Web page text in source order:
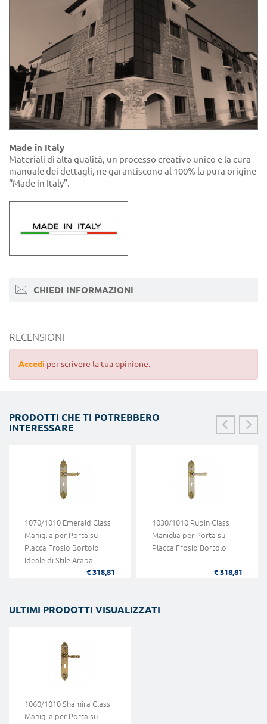
Made in Italy
Materiali di alta qualità, un processo creativo unico e la cura
manuale dei dettagli, ne garantiscono al 100% la pura origine
“Made in Italy”.
CHIEDI INFORMAZIONI
RECENSIONI
Accedi per scrivere la tua opinione.
PRODOTTI CHE TI POTREBBERO
INTERESSARE
1070/1010 Emerald Class
Maniglia per Porta su
Placca Frosio Bortolo
Ideale di Stile Araba
€ 318,81
1030/1010 Rubin Class
Maniglia per Porta su
Placca Frosio Bortolo
€ 318,81
ULTIMI PRODOTTI VISUALIZZATI
1060/1010 Shamira Class
Maniglia per Porta su